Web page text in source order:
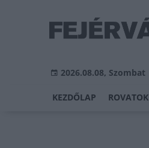
2026.08.08, Szombat
KEZDŐLAP ROVATOK